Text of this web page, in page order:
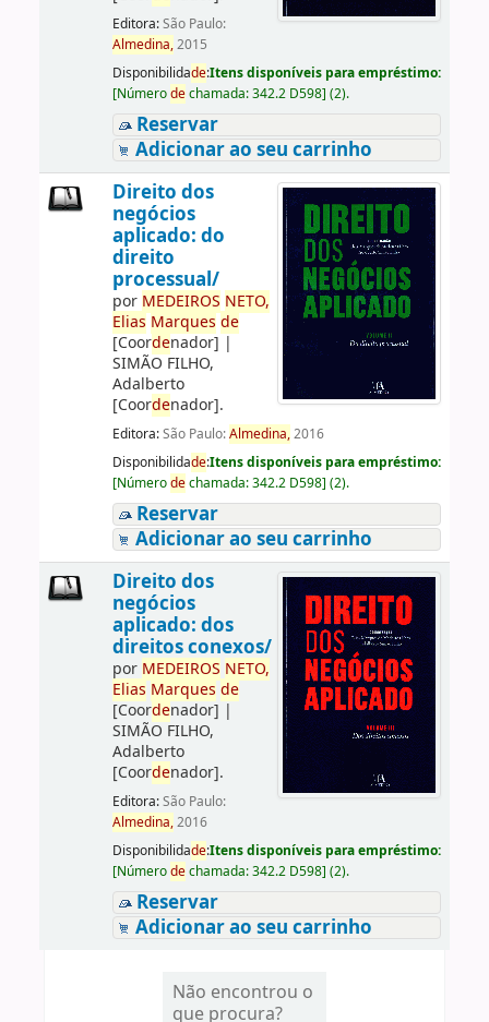
Editora:São Paulo:
Almedina,2015
Disponibilidade:Itens disponíveis para empréstimo:
[Númerodechamada:342.2 D598] (2).
Reservar
Adicionar ao seu carrinho
Direito dos
negócios
aplicado: do
direito
processual/
por MEDEIROS NETO,
Elias Marques de
[Coordenador] |
SIMÃO FILHO,
Adalberto
[Coordenador].
Editora:São Paulo:Almedina,2016
Disponibilidade:Itens disponíveis para empréstimo:
[Númerodechamada:342.2 D598] (2).
Reservar
Adicionar ao seu carrinho
Direito dos
negócios
aplicado: dos
direitos conexos/
por MEDEIROS NETO,
Elias Marques de
[Coordenador] |
SIMÃO FILHO,
Adalberto
[Coordenador].
Editora:São Paulo:
Almedina,2016
Disponibilidade:Itens disponíveis para empréstimo:
[Númerodechamada:342.2 D598] (2).
Reservar
Adicionar ao seu carrinho
Não encontrou o
que procura?